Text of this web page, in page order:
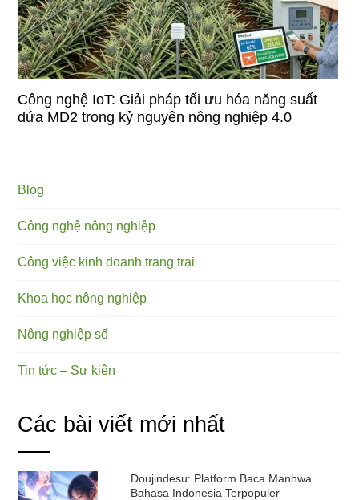
Công nghệ IoT: Giải pháp tối ưu hóa năng suất
dứa MD2 trong kỷ nguyên nông nghiệp 4.0
Blog
Công nghệ nông nghiệp
Công việc kinh doanh trang trại
Khoa học nông nghiệp
Nông nghiệp số
Tin tức – Sự kiện
Các bài viết mới nhất
Doujindesu: Platform Baca Manhwa
Bahasa Indonesia Terpopuler